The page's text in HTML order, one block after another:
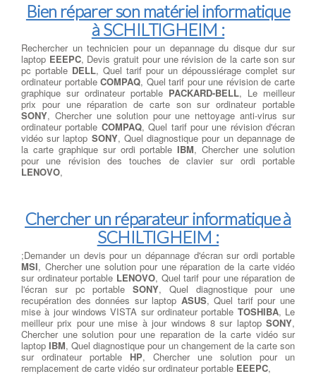
Bien réparer son matériel informatique
à SCHILTIGHEIM :
Rechercher un technicien pour un depannage du disque dur sur
laptop EEEPC, Devis gratuit pour une révision de la carte son sur
pc portable DELL, Quel tarif pour un dépoussiérage complet sur
ordinateur portableCOMPAQ, Quel tarif pour une révision de carte
graphique sur ordinateur portable PACKARD-BELL, Le meilleur
prix pour une réparation de carte son sur ordinateur portable
SONY, Chercher une solution pour une nettoyage anti-virus sur
ordinateur portable COMPAQ, Quel tarif pour une révision d'écran
vidéo sur laptop SONY, Quel diagnostique pour un depannage de
la carte graphique sur ordi portableIBM, Chercher une solution
pour une révision des touches de clavier sur ordi portable
LENOVO,
Chercher un réparateur informatique à
SCHILTIGHEIM :
;Demander un devis pour un dépannage d'écran sur ordi portable
MSI, Chercher une solution pour une réparation de la carte vidéo
sur ordinateur portable LENOVO, Quel tarif pour une réparation de
l'écran sur pc portable SONY, Quel diagnostique pour une
recupération des données sur laptop ASUS, Quel tarif pour une
mise à jour windows VISTA sur ordinateur portable TOSHIBA, Le
meilleur prix pour une mise à jour windows 8 sur laptop SONY,
Chercher une solution pour une reparation de la carte vidéo sur
laptopIBM, Quel diagnostique pour un changement de la carte son
sur ordinateur portable HP, Chercher une solution pour un
remplacement de carte vidéo sur ordinateur portable EEEPC,